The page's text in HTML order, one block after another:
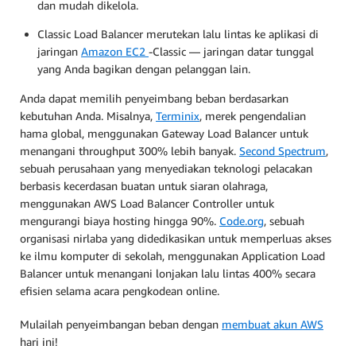
dan mudah dikelola.
Classic Load Balancer merutekan lalu lintas ke aplikasi di
jaringan Amazon EC2 -Classic — jaringan datar tunggal
yang Anda bagikan dengan pelanggan lain.
Anda dapat memilih penyeimbang beban berdasarkan
kebutuhan Anda. Misalnya, Terminix, merek pengendalian
hama global, menggunakan Gateway Load Balancer untuk
menangani throughput 300% lebih banyak. Second Spectrum,
sebuah perusahaan yang menyediakan teknologi pelacakan
berbasis kecerdasan buatan untuk siaran olahraga,
menggunakan AWS Load Balancer Controller untuk
mengurangi biaya hosting hingga 90%. Code.org, sebuah
organisasi nirlaba yang didedikasikan untuk memperluas akses
ke ilmu komputer di sekolah, menggunakan Application Load
Balancer untuk menangani lonjakan lalu lintas 400% secara
efisien selama acara pengkodean online.
Mulailah penyeimbangan beban dengan membuat akun AWS
hari ini!